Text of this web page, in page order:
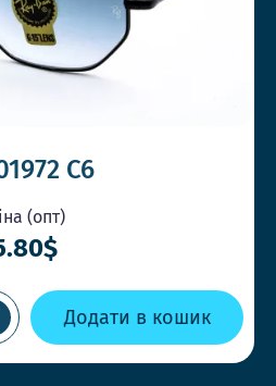
С6
(опт)
Додати в кошик